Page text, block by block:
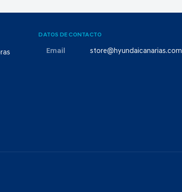
DATOS DE CONTACTO
Email store@hyundaicanarias.com